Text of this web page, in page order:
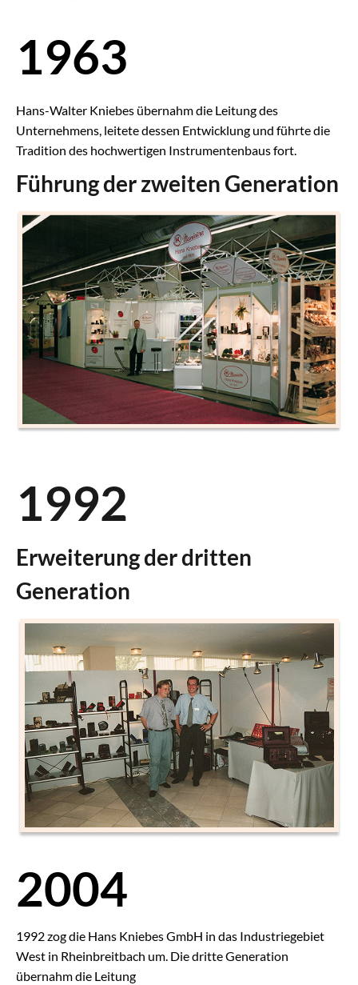
Führung der zweiten Generation
1963
Hans-Walter Kniebes übernahm die Leitung des
Unternehmens, leitete dessen Entwicklung und führte die
Tradition des hochwertigen Instrumentenbaus fort.
1992
Erweiterung der dritten
Generation
2004
1992 zog die Hans Kniebes GmbH in das Industriegebiet
West in Rheinbreitbach um. Die dritte Generation
übernahm die Leitung